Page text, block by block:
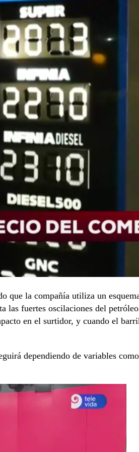
que la compañía utiliza un
las fuertes oscilaciones del
en el surtidor, y cuando el
dependiendo de variables